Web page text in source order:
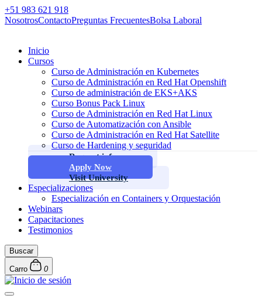
+51 983 621 918
NosotrosContactoPreguntas FrecuentesBolsa Laboral
Inicio
Cursos
Curso de Administración en Kubernetes
Curso de Administración en Red Hat Openshift
Curso de administración de EKS+AKS
Curso Bonus Pack Linux
Curso de Administración en Red Hat Linux
Curso de Automatización con Ansible
Curso de Administración en Red Hat Satellite
Curso de Hardening y seguridad
Request info
Apply Now
Visit University
Especializaciones
Especialización en Containers y Orquestación
Webinars
Capacitaciones
Testimonios
Buscar
Carro 0